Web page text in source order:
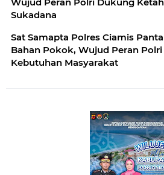
Wujud Peran Polri Dukung
Sukadana
Sat Samapta Polres Ciamis
Bahan Pokok, Wujud Peran
Kebutuhan Masyarakat